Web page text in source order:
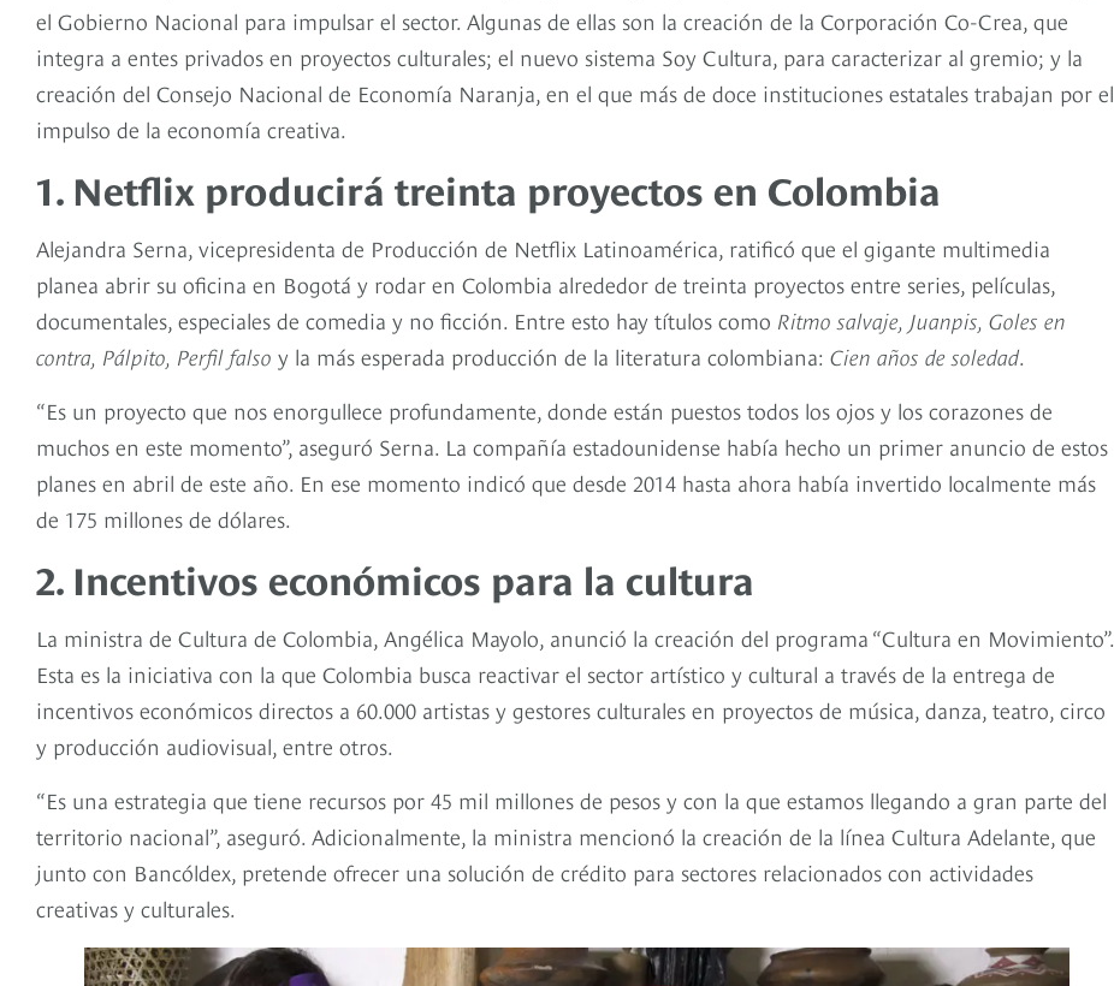
el Gobierno Nacional para impulsar el sector. Algunas de ellas son la creación de la Corporación Co-Crea, que
integra a entes privados en proyectos culturales; el nuevo sistema Soy Cultura, para caracterizar al gremio; y la
creación del Consejo Nacional de Economía Naranja, en el que más de doce instituciones estatales trabajan por el
impulso de la economía creativa.
1. Netflix producirá treinta proyectos en Colombia
Alejandra Serna, vicepresidenta de Producción de Netflix Latinoamérica, ratificó que el gigante multimedia
planea abrir su oficina en Bogotá y rodar en Colombia alrededor de treinta proyectos entre series, películas,
documentales, especiales de comedia y no ficción. Entre esto hay títulos como Ritmo salvaje, Juanpis, Goles en
contra, Pálpito, Perfil falso y la más esperada producción de la literatura colombiana: Cien años de soledad
“Es un proyecto que nos enorgullece profundamente, donde están puestos todos los ojos y los corazones de
muchos en este momento”, aseguró Serna. La compañía estadounidense había hecho un primer anuncio de estos
planes en abril de este año. En ese momento indicó que desde 2014 hasta ahora había invertido localmente más
de 175 millones de dólares.
2. Incentivos económicos para la cultura
La ministra de Cultura de Colombia, Angélica Mayolo, anunció la creación del programa “Cultura en Movimiento”.
Esta es la iniciativa con la que Colombia busca reactivar el sector artístico y cultural a través de la entrega de
incentivos económicos directos a 60.000 artistas y gestores culturales en proyectos de música, danza, teatro, circo
y producción audiovisual, entre otros.
“Es una estrategia que tiene recursos por 45 mil millones de pesos y con la que estamos llegando a gran parte del
territorio nacional”, aseguró. Adicionalmente, la ministra mencionó la creación de la línea Cultura Adelante, que
junto con Bancóldex, pretende ofrecer una solución de crédito para sectores relacionados con actividades
creativas y culturales.